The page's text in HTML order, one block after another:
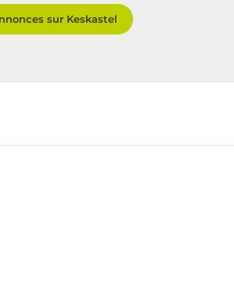
sur Keskastel